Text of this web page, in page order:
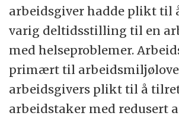
arbeidsgiver hadde plikt til
varig deltidsstilling til en
med helseproblemer.
primært til
arbeidsgivers plikt til å
arbeidstaker med redusert